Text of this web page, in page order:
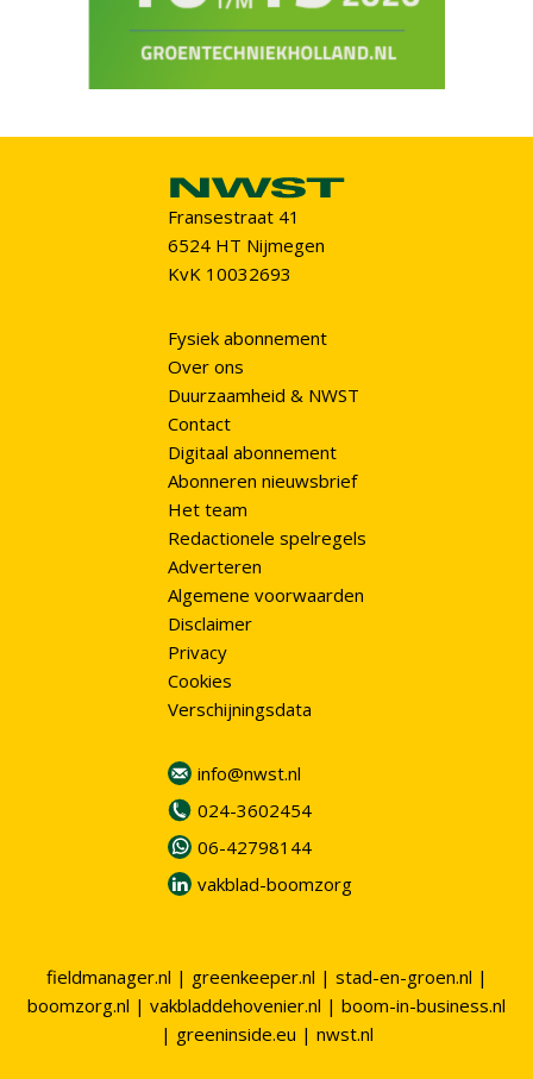
Fransestraat 41
6524 HT Nijmegen
KvK 10032693
Fysiek abonnement
Over ons
Duurzaamheid & NWST
Contact
Digitaal abonnement
Abonneren nieuwsbrief
Het team
Redactionele spelregels
Adverteren
Algemene voorwaarden
Disclaimer
Privacy
Cookies
Verschijningsdata
info@nwst.nl
024-3602454
06-42798144
vakblad-boomzorg
fieldmanager.nl | greenkeeper.nl | stad-en-groen.nl |
boomzorg.nl | vakbladdehovenier.nl | boom-in-business.nl
| greeninside.eu | nwst.nl